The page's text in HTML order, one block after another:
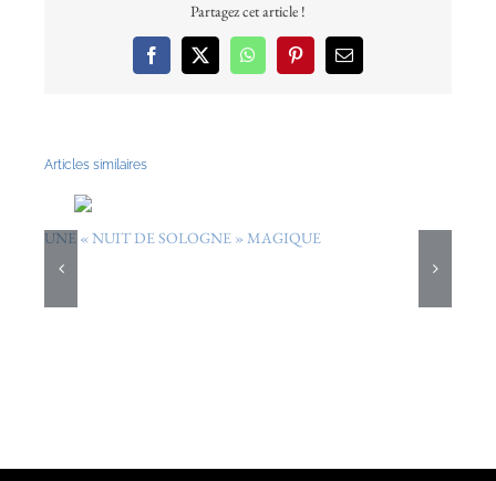
Partagez cet article !
Facebook
X WhatsAppPinterestEmail
Articles similaires
UNE « NUIT DE SOLOGNE » MAGIQUE
7/09/2005